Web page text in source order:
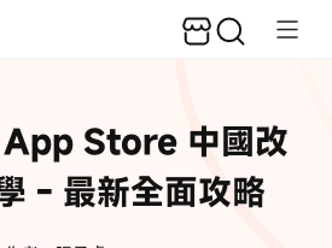
App Store 中國改
- 最新全面攻略